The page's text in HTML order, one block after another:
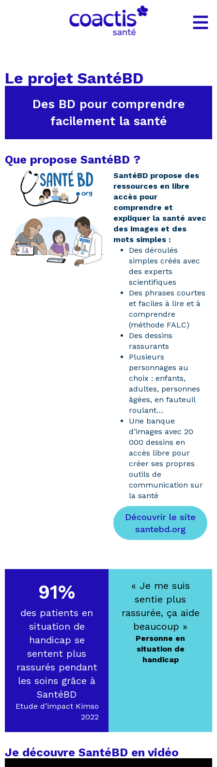
Le projet SantéBD
Des BD pour comprendre
facilement la santé
Que propose SantéBD ?
SantéBD propose des
ressources en libre
accès pour
comprendre et
expliquer la santé avec
des images et des
mots simples :
Des déroulés
simples créés avec
des experts
scientifiques
Des phrases courtes
et faciles à lire et à
comprendre
(méthode FALC)
Des dessins
rassurants
Plusieurs
personnages au
choix : enfants,
adultes, personnes
âgées, en fauteuil
roulant…
Une banque
d’images avec 20
000 dessins en
accès libre pour
créer ses propres
outils de
communication sur
la santé
Découvrir le site
santebd.org
91%
des patients en
situation de
handicap se
sentent plus
rassurés pendant
les soins grâce à
SantéBD
Etude d’impact Kimso
2022
« Je me suis
sentie plus
rassurée, ça aide
beaucoup »
Personne en
situation de
handicap
Je découvre SantéBD en vidéo